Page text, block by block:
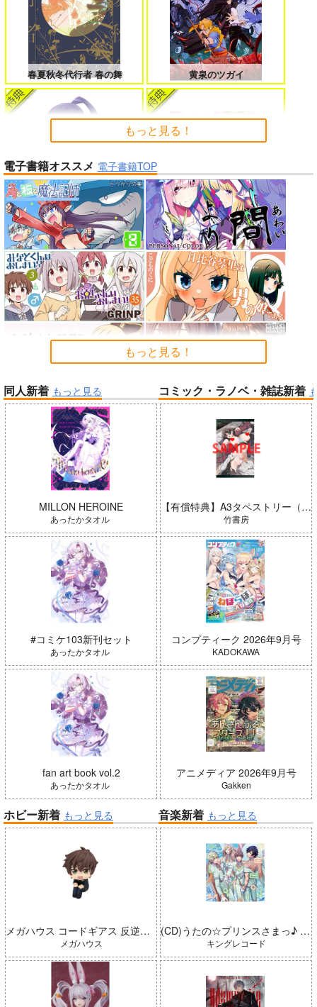
女友達は頼めば意外とヤらせてくれ
る 8
HELL’o WORK！～賽の河原で積石
を崩すだけの簡単なお仕事って聞い
たのに～
よくある令嬢転生だと思ったのに 5
孤独だった国民的美少女の妹を一晩
泊めたら懐かれた
人狼機ウィンヴルガ ー叛逆篇ー 5
魔王マーラ煩悩学園 ～勇者、教師に
時々ボソッとロシア語でデレる勇者
のアーリャさん
帝国機神ヴォルカミオン 2 ふかふかダンジョン攻略記 19
春夏秋冬代行者 春の舞 黄泉のツガイ
インゴクダンチ
Peachful Story(通常盤)/桃鈴
ねね
「魔法少女リリカルなのは EX
CEEDS Gun Blaze Vengeanc
e」オープニングテーマ CRIM Summer Challenger/水瀬いの
「ポケモン feat. 初音ミク VO
LTAGE Live！」Blu-ray特装 アイドルマスター ミリオンラ
イブ！
よわよわ先生
「少女☆歌劇 レヴュースタァ
ライト」スペシャルライブ “St
arry Horizon” Blu-ray(初回限
定版)
もっと見る！
電子書籍オススメ 電子書籍TOP
もっと見る！
同人新着 もっと見る
MILLON HEROINE
あったかタオル
#コミケ103新刊セット
あったかタオル
fan art book vol.2
あったかタオル
コミック・ラノベ・雑誌新着
【有償特典】A3タペストリー（ガールズゾンビパーティー 5）
竹書房
コンプティーク 2026年9月号
KADOKAWA
アニメディア 2026年9月号
Gakken
ホビー新着 もっと見る
メガハウス コードギアス 反逆のルルーシュ るかっぷ 枢木スザク 完成品
メガハウス
音楽新着 もっと見る
(CD)うたの☆プリンスさまっ♪ LIVE EMOTION 2nd Anniversary CD トキヤ・カミュ・瑛二・大和
キングレコード